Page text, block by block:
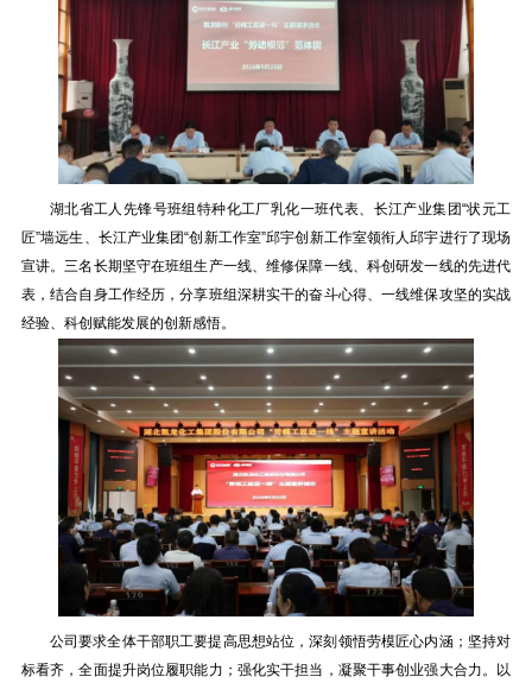
湖北省工人先锋号班组特种化工厂乳化一班代表、长江产业集团“状元工
匠”墙远生、长江产业集团“创新工作室”邱宇创新工作室领衔人邱宇进行了现场
宣讲。三名长期坚守在班组生产一线、维修保障一线、科创研发一线的先进代
表，结合自身工作经历，分享班组深耕实干的奋斗心得、一线维保攻坚的实战
经验、科创赋能发展的创新感悟。
公司要求全体干部职工要提高思想站位，深刻领悟劳模匠心内涵；坚持对
标看齐，全面提升岗位履职能力；强化实干担当，凝聚干事创业强大合力。以